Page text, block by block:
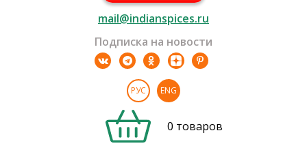
mail@indianspices.ru
Подписка на новости
РУС ENG
0 товаров